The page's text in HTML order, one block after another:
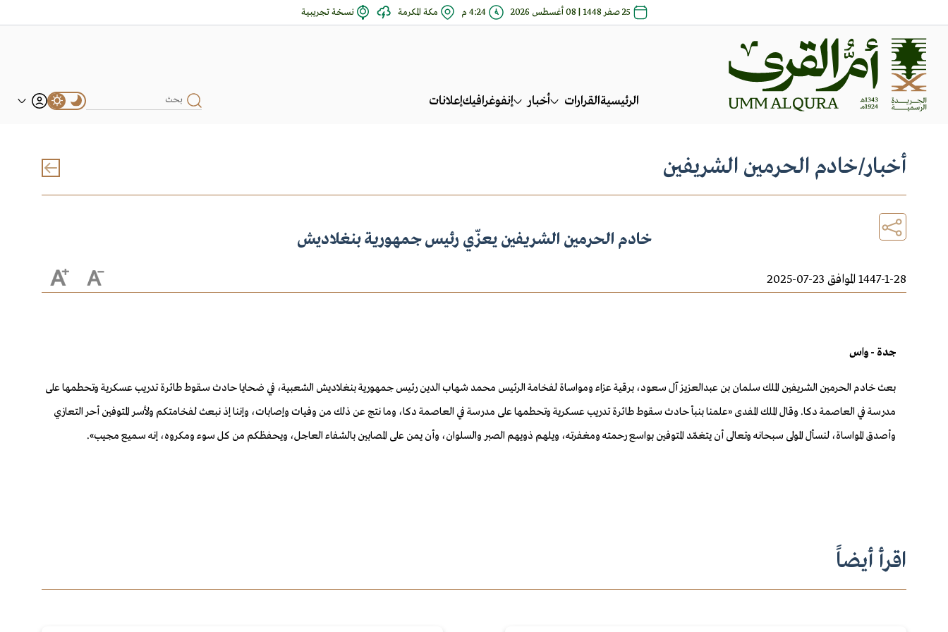
25 صفر 1448 | 08 أغسطس 2026 4:24 م مكة المكرمة نسخة تجريبية
الرئيسيةالقرارات أخبار إنفوغرافيكإعلانات
أخبار/خادم الحرمين الشريفين
خادم الحرمين الشريفين يعزّي رئيس جمهورية بنغلاديش
1447-1-28 الموافق 23-07-2025
جدة - واس
بعث خادم الحرمين الشريفين الملك سلمان بن عبدالعزيز آل سعود، برقية عزاء ومواساة لفخامة الرئيس محمد شهاب الدين رئيس جمهورية بنغلاديش الشعبية، في ضحايا حادث سقوط طائرة تدريب عسكرية وتحطمها على
مدرسة في العاصمة دكا. وقال الملك المفدى «علمنا بنبأ حادث سقوط طائرة تدريب عسكرية وتحطمها على مدرسة في العاصمة دكا، وما نتج عن ذلك من وفيات وإصابات، وإننا إذ نبعث لفخامتكم ولأسر المتوفين أحر التعازي
وأصدق المواساة، لنسأل المولى سبحانه وتعالى أن يتغمّد المتوفين بواسع رحمته ومغفرته، ويلهم ذويهم الصبر والسلوان، وأن يمن على المصابين بالشفاء العاجل، ويحفظكم من كل سوء ومكروه، إنه سميع مجيب».
اقرأ أيضاً